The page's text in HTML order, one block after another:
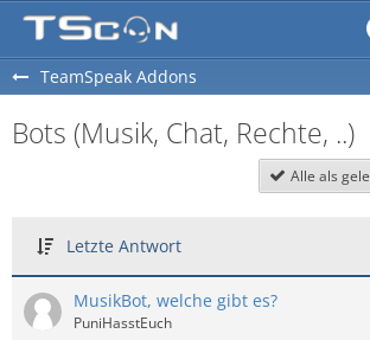
TeamSpeak Addons
Bots (Musik, Chat, Rechte, ..)
Alle als
Letzte Antwort
MusikBot, welche gibt es?
PuniHasstEuch